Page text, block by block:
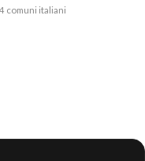
comuni italiani